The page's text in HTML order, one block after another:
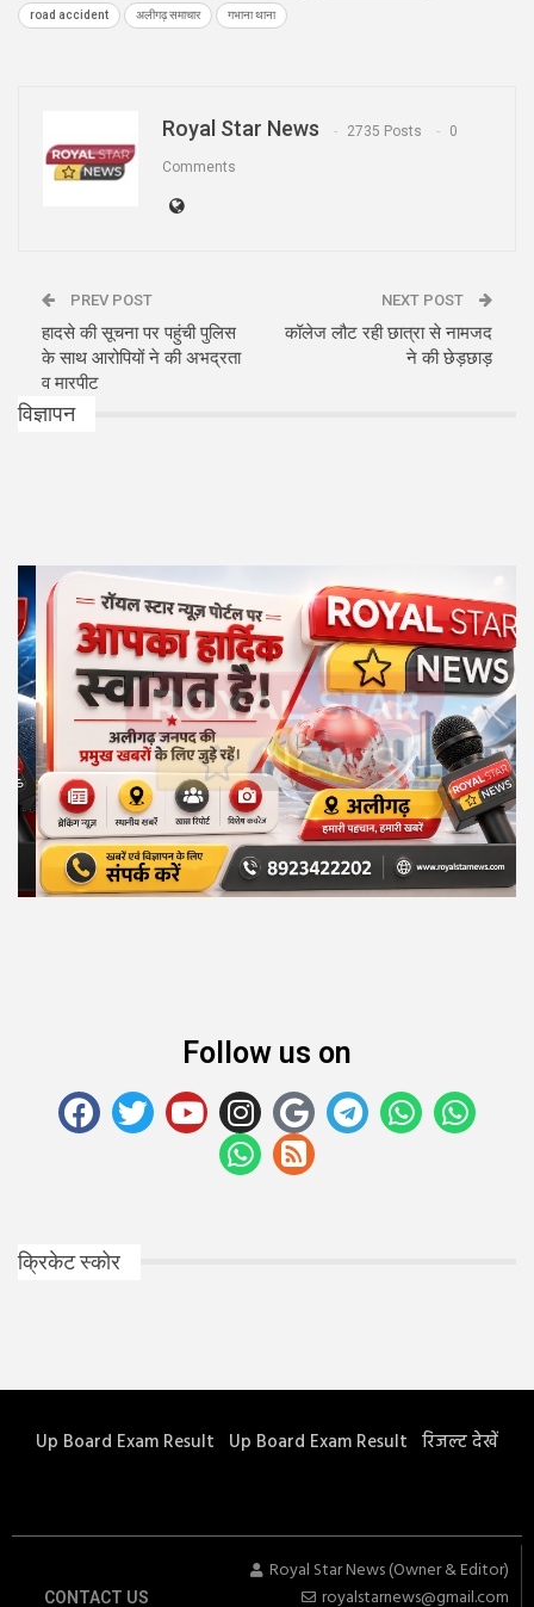
road accident अलीगढ़ समाचार गभाना थाना
Royal Star News 2735 Posts 0
Comments
PREV POST
हादसे की सूचना पर पहुंची पुलिस
के साथ आरोपियों ने की अभद्रता
व मारपीट
NEXT POST
कॉलेज लौट रही छात्रा से नामजद
ने की छेड़छाड़
विज्ञापन
Follow us on
क्रिकेट स्कोर
Up Board Exam Result Up Board Exam Result रिजल्ट देखें
CONTACT US
Royal Star News (Owner & Editor)
royalstarnews@gmail.com